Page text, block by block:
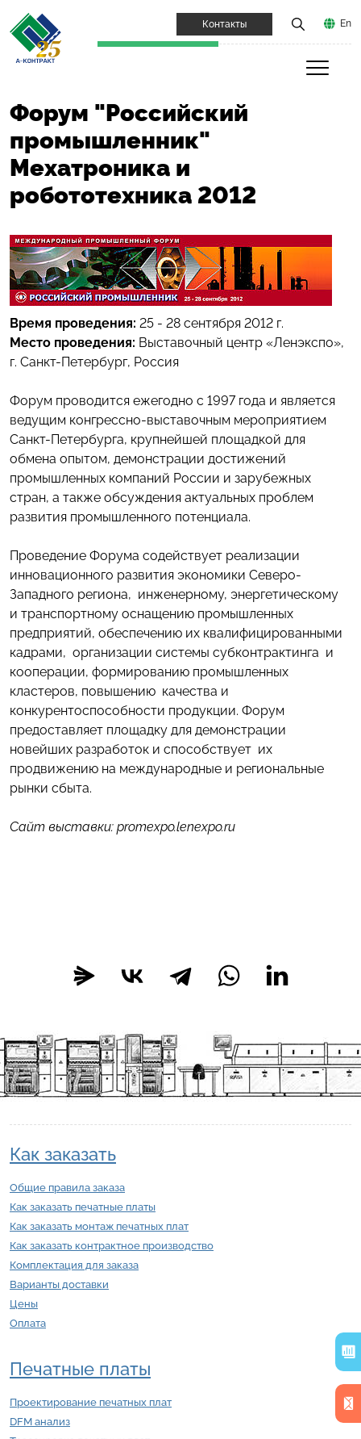
Контакты En
Форум "Российский
промышленник"
Мехатроника и
робототехника 2012
Время проведения: 25 - 28 сентября 2012 г.
Место проведения: Выставочный центр «Ленэкспо»,
г. Санкт-Петербург, Россия
Форум проводится ежегодно с 1997 года и является
ведущим конгрессно-выставочным мероприятием
Санкт-Петербурга, крупнейшей площадкой для
обмена опытом, демонстрации достижений
промышленных компаний России и зарубежных
стран, а также обсуждения актуальных проблем
развития промышленного потенциала.
Проведение Форума содействует реализации
инновационного развития экономики Северо-
Западного региона, инженерному, энергетическому
и транспортному оснащению промышленных
предприятий, обеспечению их квалифицированными
кадрами, организации системы субконтрактинга и
кооперации, формированию промышленных
кластеров, повышению качества и
конкурентоспособности продукции. Форум
предоставляет площадку для демонстрации
новейших разработок и способствует их
продвижению на международные и региональные
рынки сбыта.
Сайт выставки: promexpo.lenexpo.ru
Как заказать
Общие правила заказа
Как заказать печатные платы
Как заказать монтаж печатных плат
Как заказать контрактное производство
Комплектация для заказа
Варианты доставки
Цены
Оплата
Печатные платы
Проектирование печатных плат
DFM анализ